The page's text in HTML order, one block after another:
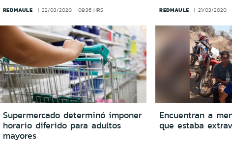
REDMAULE 22/03/2020 - 09:36 HRS REDMAULE 21/03/2020 -
Supermercado determinó imponer
horario diferido para adultos
mayores
Encuentran a
que estaba